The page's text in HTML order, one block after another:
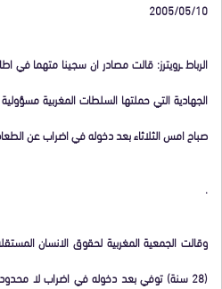
2005/05/10
الرباط ـرويترز: قالت مصادر ان سجينا متهما في
الجهادية التي حملتها السلطات المغربية
صباح امس الثلاثاء بعد دخوله في اضراب عن
.
وقالت الجمعية المغربية لحقوق الانسان
(28 سنة) توفي بعد دخوله في اضراب لا